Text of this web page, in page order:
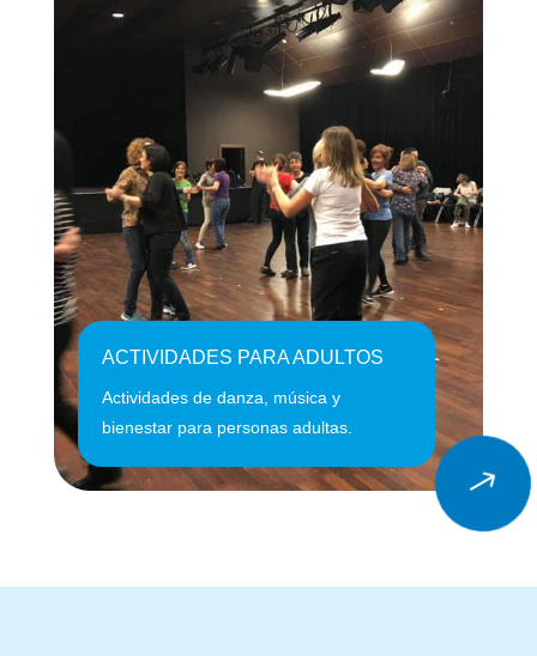
$
ACTIVIDADES PARA ADULTOS
Actividades de danza, música y
bienestar para personas adultas.